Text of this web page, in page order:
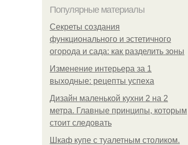
Популярные материалы
Секреты создания
функционального и эстетичного
огорода и сада: как разделить зоны
Изменение интерьера за 1
выходные: рецепты успеха
Дизайн маленькой кухни 2 на 2
метра. Главные принципы, которым
стоит следовать
Шкаф купе с туалетным столиком.